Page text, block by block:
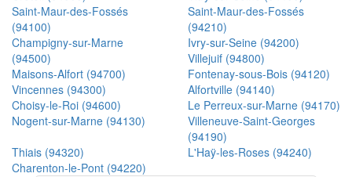
Saint-Maur-des-Fossés
(94100)
Saint-Maur-des-Fossés
(94210)
Champigny-sur-Marne
(94500)
Ivry-sur-Seine (94200)
Villejuif (94800)
Maisons-Alfort (94700)
Fontenay-sous-Bois (94120)
Vincennes (94300)
Alfortville (94140)
Choisy-le-Roi (94600)
Le Perreux-sur-Marne (94170)
Nogent-sur-Marne (94130)
Villeneuve-Saint-Georges
(94190)
Thiais (94320)
L'Haÿ-les-Roses (94240)
Charenton-le-Pont (94220)